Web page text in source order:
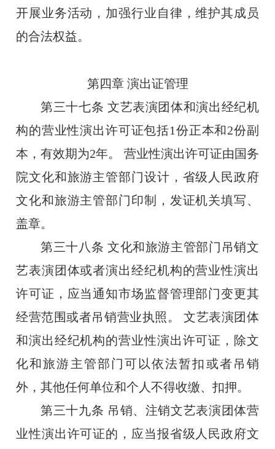
开展业务活动，加强行业自律，维护其成员
的合法权益。
第四章 演出证管理
第三十七条 文艺表演团体和演出经纪机
构的营业性演出许可证包括1份正本和2份副
本，有效期为2年。 营业性演出许可证由国务
院文化和旅游主管部门设计，省级人民政府
文化和旅游主管部门印制，发证机关填写、
盖章。
第三十八条 文化和旅游主管部门吊销文
艺表演团体或者演出经纪机构的营业性演出
许可证，应当通知市场监督管理部门变更其
经营范围或者吊销营业执照。
文艺表演团体
和演出经纪机构的营业性演出许可证，除文
化和旅游主管部门可以依法暂扣或者吊销
外，其他任何单位和个人不得收缴、扣押。
第三十九条 吊销、注销文艺表演团体营
业性演出许可证的，应当报省级人民政府文